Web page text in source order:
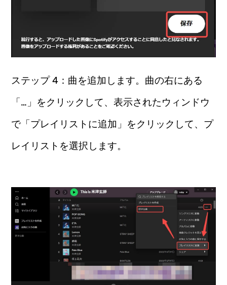
ステップ 4：曲を追加します。曲の右にある
「…」をクリックして、表示されたウィンドウ
で「プレイリストに追加」をクリックして、プ
レイリストを選択します。